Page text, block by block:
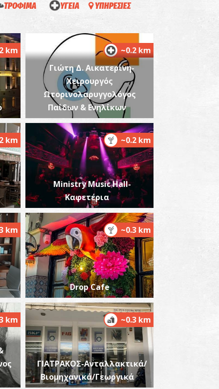
Τείχος στην Ακρόπολη
ΧΡΟΝΟΙ ~0.9Km
Στοά στην Ακρόπολη Σπάρτης
ΧΡΟΝΟΙ ~0.9Km
Οικοδόμημα στην Ακρόπολη Σπάρτης
ΧΡΟΝΟΙ ~0.9Km
ναός στα δυτικά του Κυκλικού
στην Ακρόπολη Σπάρτης
~0.9Km
ΤΡΟΦΙΜΑ ΥΓΕΙΑ
ΥΠΗΡΕΣΙΕΣ
km
~0.2 km
Γιώτη Δ. Αικατερίνη-
Χειρουργός
Ωτορινολαρυγγολόγος
Παίδων & Ενηλίκων
km ~0.2 km
Ministry Music Hall-
Καφετέρια
km ~0.3 km
Drop Cafe
km ~0.3 km
ΓΙΑΤΡΑΚΟΣ-Ανταλλακτικά/
Βιομηχανικά/Γεωργικά